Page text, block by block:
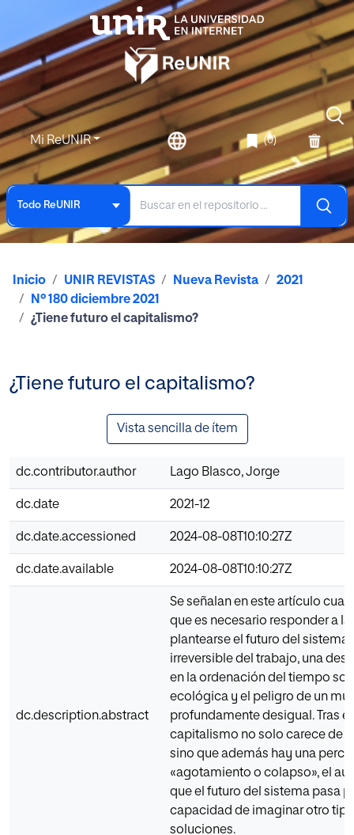
Mi ReUNIR (0)
Todo ReUNIR
Inicio UNIR REVISTAS Nueva Revista
2021
Nº 180 diciembre 2021
¿Tiene futuro el capitalismo?
¿Tiene futuro el capitalismo?
Vista sencilla de ítem
dc.contributor.author Lago Blasco, Jorge
dc.date 2021-12
dc.date.accessioned 2024-08-08T10:10:27Z
dc.date.available 2024-08-08T10:10:27Z
dc.description.abstract
Se señalan en este artículo
que es necesario responder a la
plantearse el futuro del sistema:
irreversible del trabajo, una
en la ordenación del tiempo
ecológica y el peligro de un
profundamente desigual. Tras
capitalismo no solo carece de
sino que además hay una
«agotamiento o colapso», el
que el futuro del sistema pasa
capacidad de imaginar otro
soluciones.